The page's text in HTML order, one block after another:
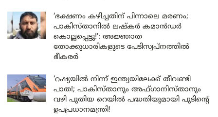
‘ഭക്ഷണം കഴിച്ചതിന് പിന്നാലെ മരണം;
പാകിസ്താനിൽ ലഷ്കർ കമാൻഡർ
കൊല്ലപ്പെട്ടു!’: അജ്ഞാത
തോക്കുധാരികളുടെ പേടിസ്വപ്നത്തിൽ
ഭീകരർ
‘റഷ്യയിൽ നിന്ന് ഇന്ത്യയിലേക്ക് തീവണ്ടി
പാത!; പാകിസ്താനും അഫ്ഗാനിസ്താനും
വഴി പുതിയ റെയിൽ പദ്ധതിയുമായി പുടിന്റെ
ഉപപ്രധാനമന്ത്രി!